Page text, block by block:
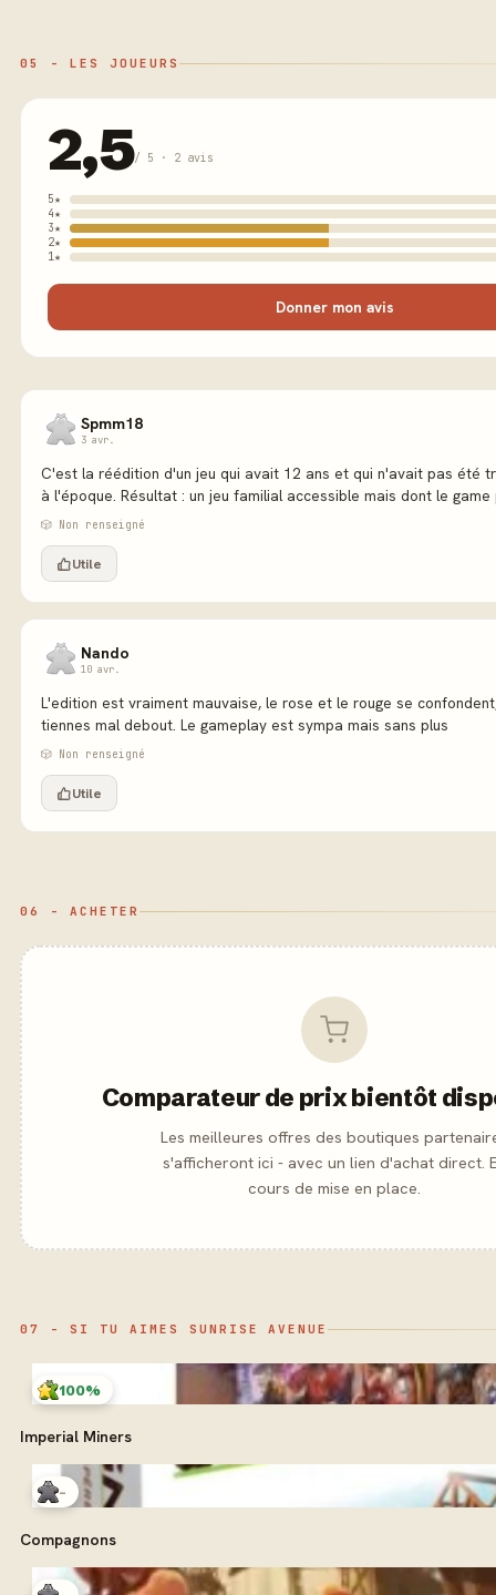
05 - LES JOUEURS
2,5/ 5 · 2 avis
5★
4★
3★
2★
1★
Donner mon avis
Spmm18
3 avr.
C'est la réédition d'un jeu qui avait 12 ans et qui n'avait pas été
à l'époque. Résultat : un jeu familial accessible mais dont le game
🎲 Non renseigné
Utile
Nando
10 avr.
L'edition est vraiment mauvaise, le rose et le rouge se
tiennes mal debout. Le gameplay est sympa mais sans plus
🎲 Non renseigné
Utile
06 - ACHETER
Comparateur de prix bientôt
Les meilleures offres des boutiques
s'afficheront ici - avec un lien d'achat direct.
cours de mise en place.
07 - SI TU AIMES SUNRISE AVENUE
100%
Imperial Miners
-
Compagnons